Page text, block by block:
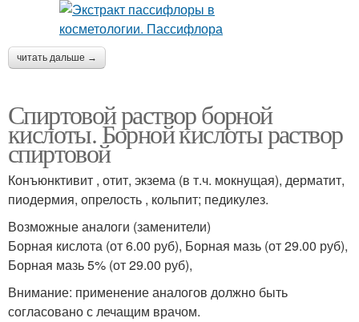
читать дальше →
Спиртовой раствор борной
кислоты. Борной кислоты раствор
спиртовой
Конъюнктивит , отит, экзема (в т.ч. мокнущая), дерматит,
пиодермия, опрелость , кольпит; педикулез.
Возможные аналоги (заменители)
Борная кислота (от 6.00 руб), Борная мазь (от 29.00 руб),
Борная мазь 5% (от 29.00 руб),
Внимание: применение аналогов должно быть
согласовано с лечащим врачом.